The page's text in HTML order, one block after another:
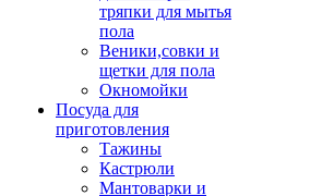
тряпки для мытья
пола
Веники,совки и
щетки для пола
Окномойки
Посуда для
приготовления
Тажины
Кастрюли
Мантоварки и